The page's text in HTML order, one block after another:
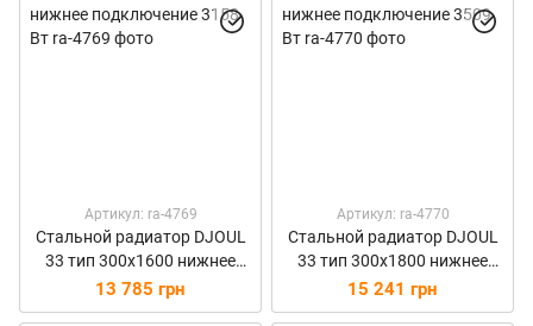
Артикул: ra-4769
Стальной радиатор DJOUL
33 тип 300х1600 нижнее
подключение 3158 Вт
13 785 грн
Артикул: ra-4770
Стальной радиатор DJOUL
33 тип 300х1800 нижнее
подключение 3509 Вт
15 241 грн